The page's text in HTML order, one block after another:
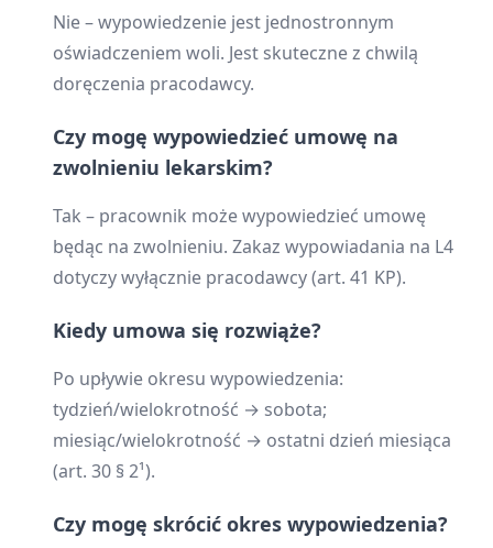
Nie – wypowiedzenie jest jednostronnym
oświadczeniem woli. Jest skuteczne z chwilą
doręczenia pracodawcy.
Czy mogę wypowiedzieć umowę na
zwolnieniu lekarskim?
Tak – pracownik może wypowiedzieć umowę
będąc na zwolnieniu. Zakaz wypowiadania na L4
dotyczy wyłącznie pracodawcy (art. 41 KP).
Kiedy umowa się rozwiąże?
Po upływie okresu wypowiedzenia:
tydzień/wielokrotność → sobota;
miesiąc/wielokrotność → ostatni dzień miesiąca
(art. 30 § 2¹).
Czy mogę skrócić okres wypowiedzenia?